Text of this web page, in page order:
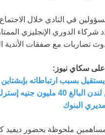
في النادي خلال
شركاء الدوري الإنجليزي
تضاربات مع صفقات الأندية
على سكاي نيوز:
مليون جنيه إسترليني
البنوك
ملحوظة بحضور ديفيد